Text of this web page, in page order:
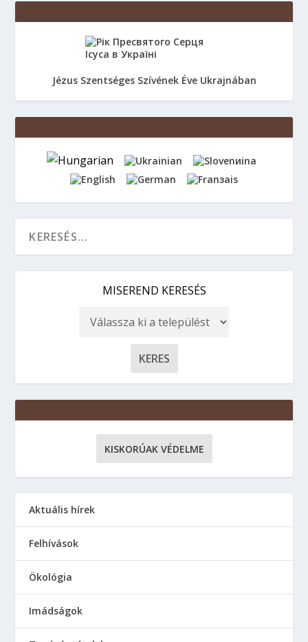
Jézus Szentséges Szívének Éve Ukrajnában
MISEREND KERESÉS
KISKORÚAK VÉDELME
Aktuális hírek
Felhívások
Ökológia
Imádságok